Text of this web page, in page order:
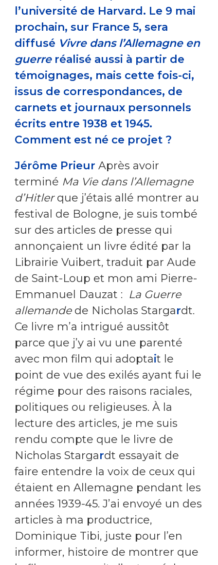
l’université de Harvard. Le 9 mai
prochain, sur France 5, sera
diffusé Vivre dans l’Allemagne en
guerreréalisé aussi à partir de
témoignages, mais cette fois-ci,
issus de correspondances, de
carnets et journaux personnels
écrits entre 1938 et 1945.
Comment est né ce projet ?
Jérôme Prieur Après avoir
terminé Ma Vie dans l’Allemagne
d’Hitlerque j’étais allé montrer au
festival de Bologne, je suis tombé
sur des articles de presse qui
annonçaient un livre édité par la
Librairie Vuibert, traduit par Aude
de Saint-Loup et mon ami Pierre-
Emmanuel Dauzat : La Guerre
allemandede Nicholas Stargardt.
Ce livre m’a intrigué aussitôt
parce que j’y ai vu une parenté
avec mon film qui adoptait le
point de vue des exilés ayant fui le
régime pour des raisons raciales,
politiques ou religieuses. À la
lecture des articles, je me suis
rendu compte que le livre de
Nicholas Stargardt essayait de
faire entendre la voix de ceux qui
étaient en Allemagne pendant les
années 1939-45. J’ai envoyé un des
articles à ma productrice,
Dominique Tibi, juste pour l’en
informer, histoire de montrer que